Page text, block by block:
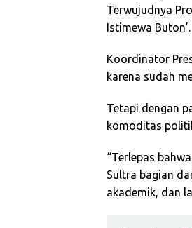
Terwujudnya
Istimewa Buton’.
Koordinator
karena sudah
Tetapi dengan
komoditas
“Terlepas
Sultra bagian
akademik, dan